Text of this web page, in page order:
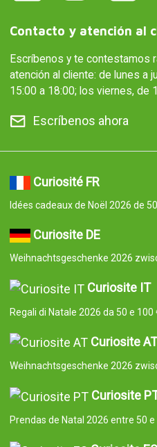
Contacto y atención al
Escríbenos y te contestamos
atención al cliente: de lunes a
15:00 a 18:00; los viernes, de
Escríbenos ahora
Curiosité FR
Idées cadeaux de Noël 2026 de
Curiosite DE
Weihnachtsgeschenke 2026
Curiosite IT
Regali di Natale 2026 da 50 e 100
Curiosite AT
Weihnachtsgeschenke 2026
Curiosite
Prendas de Natal 2026 entre 50 e